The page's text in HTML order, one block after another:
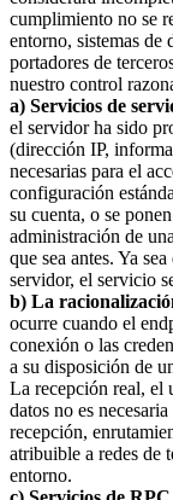
cumplimiento no se
entorno, sistemas de
portadores de
nuestro control
a) Servicios de
el servidor ha sido
(dirección IP,
necesarias para el
configuración
su cuenta, o se
administración de
que sea antes. Ya
servidor, el servicio
b) La
ocurre cuando el
conexión o las
a su disposición de
La recepción real, el
datos no es
recepción,
atribuible a redes de
entorno.